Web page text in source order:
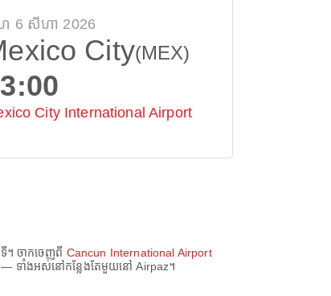
6 សីហា 2026
City(MEX)
City International Airport
។ ចាកចេញពី Cancun International Airport
— ទាំងអស់នៅកន្លែងតែមួយនៅ Airpaz។